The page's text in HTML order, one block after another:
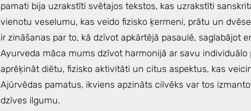
pamati bija uzrakstīti svētajos tekstos, kas uzrakstīti
vienotu veselumu, kas veido fizisko ķermeni, prātu un
ir zināšanas par to, kā dzīvot apkārtējā pasaulē, saglabājot
Ayurveda māca mums dzīvot harmonijā ar savu
aprēķināt diētu, fizisko aktivitāti un citus aspektus, kas
Ajūrvēdas pamatus, ikviens apzināts cilvēks var tos
dzīves ilgumu.